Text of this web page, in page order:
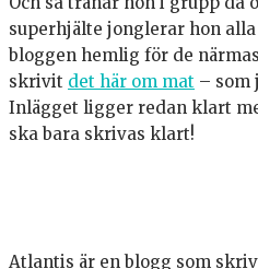
superhjälte jonglerar hon
bloggen hemlig för de
skrivit det här om mat – som
Inlägget ligger redan klart
ska bara skrivas klart!
Atlantis är en blogg som